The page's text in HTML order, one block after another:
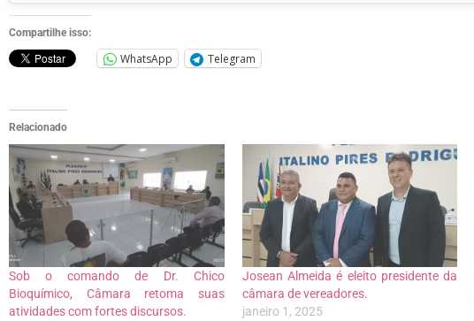
Compartilhe isso:
WhatsApp Telegram
Relacionado
Sob o comando de Dr. Chico
Bioquímico, Câmara retoma suas
atividades com fortes discursos.
Josean Almeida é eleito presidente da
câmara de vereadores.
janeiro 1, 2025